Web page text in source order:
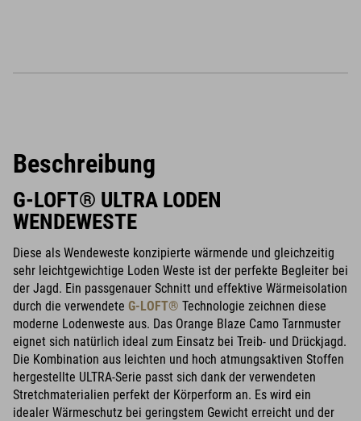
Beschreibung
G-LOFT® ULTRA LODEN
WENDEWESTE
Diese als Wendeweste konzipierte wärmende und gleichzeitig
sehr leichtgewichtige Loden Weste ist der perfekte Begleiter bei
der Jagd. Ein passgenauer Schnitt und effektive Wärmeisolation
durch die verwendete G-LOFT® Technologie zeichnen diese
moderne Lodenweste aus. Das Orange Blaze Camo Tarnmuster
eignet sich natürlich ideal zum Einsatz bei Treib- und Drückjagd.
Die Kombination aus leichten und hoch atmungsaktiven Stoffen
hergestellte ULTRA-Serie passt sich dank der verwendeten
Stretchmaterialien perfekt der Körperform an. Es wird ein
idealer Wärmeschutz bei geringstem Gewicht erreicht und der